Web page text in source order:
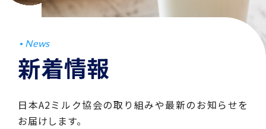
News
新着情報
日本A2ミルク協会の取り組みや最新のお知らせを
お届けします。